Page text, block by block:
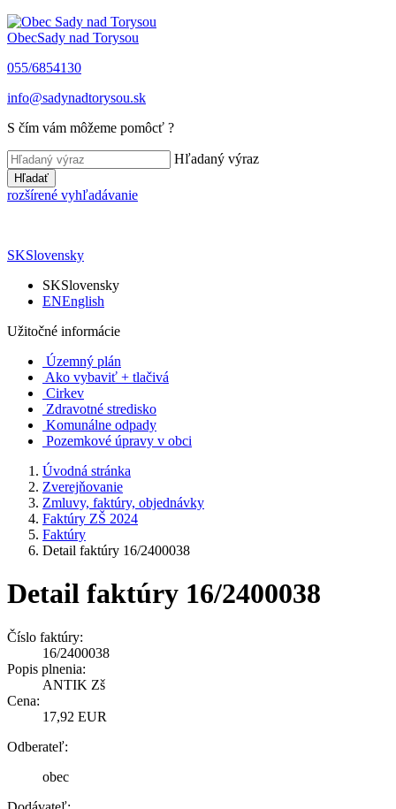
ObecSady nad Torysou
055/6854130
info@sadynadtorysou.sk
S čím vám môžeme pomôcť ?
Hľadaný výraz
Hľadať
rozšírené vyhľadávanie
SKSlovensky
SKSlovensky
ENEnglish
Užitočné informácie
Územný plán
Ako vybaviť + tlačivá
Cirkev
Zdravotné stredisko
Komunálne odpady
Pozemkové úpravy v obci
Úvodná stránka
Zverejňovanie
Zmluvy, faktúry, objednávky
Faktúry ZŠ 2024
Faktúry
Detail faktúry 16/2400038
Detail faktúry 16/2400038
Číslo faktúry:
16/2400038
Popis plnenia:
ANTIK Zš
Cena:
17,92 EUR
Odberateľ:
obec